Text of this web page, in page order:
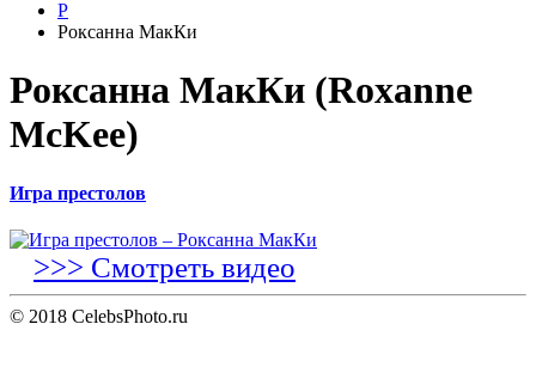
Р
Роксанна МакКи
Роксанна МакКи (Roxanne
McKee)
Игра престолов
>>> Смотреть видео
© 2018 CelebsPhoto.ru